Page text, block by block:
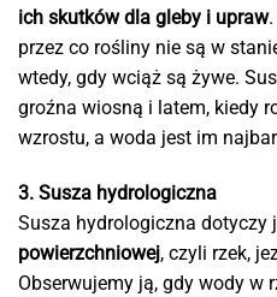
ich skutków dla gleby i upraw
przez co rośliny nie są w
wtedy, gdy wciąż są żywe.
groźna wiosną i latem, kiedy
wzrostu, a woda jest im
3. Susza hydrologiczna
Susza hydrologiczna dotyczy
powierzchniowej, czyli rzek,
Obserwujemy ją, gdy wody w